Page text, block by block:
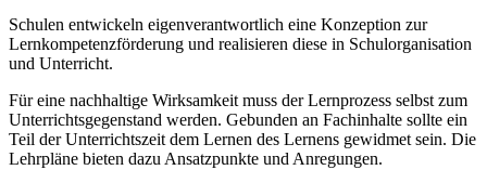
Schulen entwickeln eigenverantwortlich eine Konzeption zur
Lernkompetenzförderung und realisieren diese in Schulorganisation
und Unterricht.
Für eine nachhaltige Wirksamkeit muss der Lernprozess selbst zum
Unterrichtsgegenstand werden. Gebunden an Fachinhalte sollte ein
Teil der Unterrichtszeit dem Lernen des Lernens gewidmet sein. Die
Lehrpläne bieten dazu Ansatzpunkte und Anregungen.